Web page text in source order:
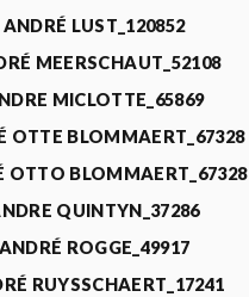
ANDRÉ LUST_120852
MEERSCHAUT_52108
MICLOTTE_65869
OTTE BLOMMAERT_67328
OTTO BLOMMAERT_67328
QUINTYN_37286
ANDRÉ ROGGE_49917
RUYSSCHAERT_17241